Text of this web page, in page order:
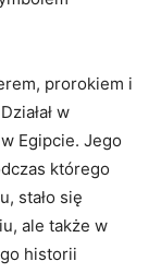
prorokiem i
w
Egipcie. Jego
którego
stało się
ale także w
historii